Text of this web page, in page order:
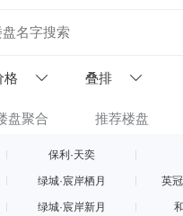
格 叠排
盘聚合 推荐楼盘
保利·天奕
绿城·宸岸栖月 英
绿城·宸岸新月